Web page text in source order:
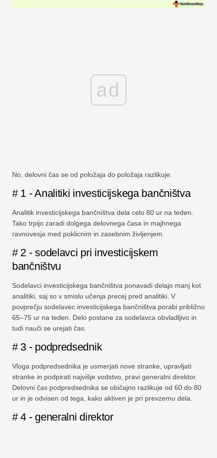
ad
No, delovni čas se od položaja do položaja razlikuje.
# 1 - Analitiki investicijskega bančništva
Analitik investicijskega bančništva dela celo 80 ur na teden.
Tako trpijo zaradi dolgega delovnega časa in majhnega
ravnovesja med poklicnim in zasebnim življenjem.
# 2 - sodelavci pri investicijskem
bančništvu
Sodelavci investicijskega bančništva ponavadi delajo manj kot
analitiki, saj so v smislu učenja precej pred analitiki. V
povprečju sodelavec investicijskega bančništva porabi približno
65–75 ur na teden. Delo postane za sodelavca obvladljivo in
tudi nauči se urejati čas.
# 3 - podpredsednik
Vloga podpredsednika je usmerjati nove stranke, upravljati
stranke in podpirati najvišje vodstvo, pravi generalni direktor.
Delovni čas podpredsednika se običajno razlikuje od 60 do 80
ur in je odvisen od tega, kako aktiven je pri prevzemu dela.
# 4 - generalni direktor